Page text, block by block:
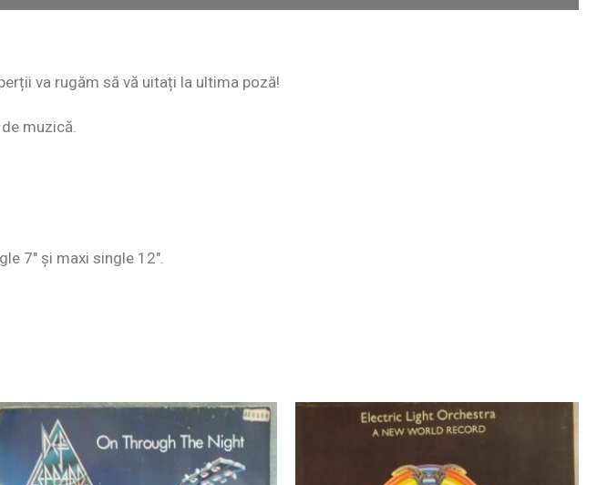
va rugăm să vă uitați la ultima poză!
muzică.
7″ și maxi single 12″.